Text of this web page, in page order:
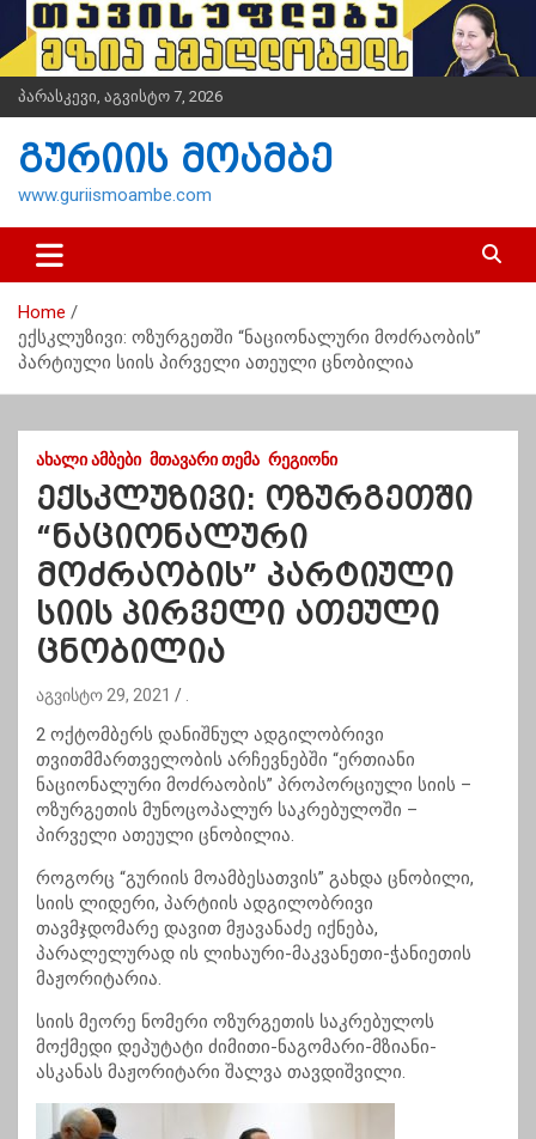
i
t
n
პარასკევი, აგვისტო 7, 2026
გურიის მოამბე
www.guriismoambe.com
Home
ექსკლუზივი: ოზურგეთში “ნაციონალური მოძრაობის”
პარტიული სიის პირველი ათეული ცნობილია
ᲐᲮᲐᲚᲘ ᲐᲛᲑᲔᲑᲘ ᲛᲗᲐᲕᲐᲠᲘ ᲗᲔᲛᲐ ᲠᲔᲒᲘᲝᲜᲘ
ექსკლუზივი: ოზურგეთში
“ნაციონალური
მოძრაობის” პარტიული
სიის პირველი ათეული
ცნობილია
აგვისტო 29, 2021
2 ოქტომბერს დანიშნულ ადგილობრივი
თვითმმართველობის არჩევნებში “ერთიანი
ნაციონალური მოძრაობის” პროპორციული სიის –
ოზურგეთის მუნოცოპალურ საკრებულოში –
პირველი ათეული ცნობილია.
როგორც “გურიის მოამბესათვის” გახდა ცნობილი,
სიის ლიდერი, პარტიის ადგილობრივი
თავმჯდომარე დავით მჟავანაძე იქნება,
პარალელურად ის ლიხაური-მაკვანეთი-ჭანიეთის
მაჟორიტარია.
სიის მეორე ნომერი ოზურგეთის საკრებულოს
მოქმედი დეპუტატი ძიმითი-ნაგომარი-მზიანი-
ასკანას მაჟორიტარი შალვა თავდიშვილი.